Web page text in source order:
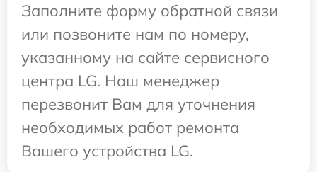
Заполните форму обратной связи
или позвоните нам по номеру,
указанному на сайте сервисного
центра LG. Наш менеджер
перезвонит Вам для уточнения
необходимых работ ремонта
Вашего устройства LG.